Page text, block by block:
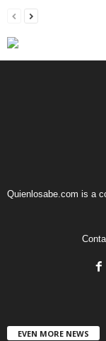
Quienlosabe.com is a
EVEN MORE NEWS